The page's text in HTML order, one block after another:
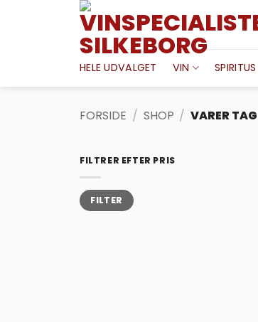
HELE UDVALGET VIN SPIRITUS
FORSIDE / SHOP / VARER
FILTRER EFTER PRIS
Mindste
pris
Højeste
prisFILTER